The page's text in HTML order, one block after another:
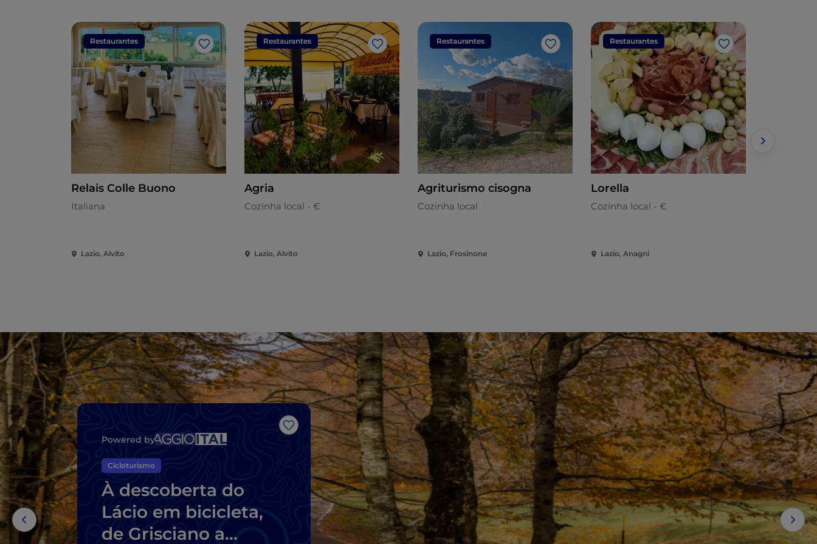
Restaurantes
Gosto
Relais Colle Buono
Italiana
Lazio, Alvito
Restaurantes
Gosto
Agria
Cozinha local - €
Lazio, Alvito
Restaurantes
Gosto
Agriturismo cisogna
Cozinha local
Lazio, Frosinone
Restaurantes
Gosto
Lorella
Cozinha local - €
Lazio, Anagni
Gosto
Powered by
Cicloturismo
À descoberta do
Lácio em bicicleta,
de Grisciano a